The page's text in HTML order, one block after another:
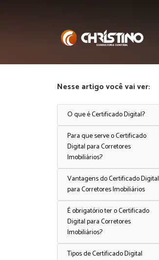
Nesse artigo você vai ver:
O que é Certificado Digital?
Para que serve o Certificado
Digital para Corretores
Imobiliários?
Vantagens do Certificado Digital
para Corretores Imobiliários
É obrigatório ter o Certificado
Digital para Corretores
Imobiliários?
Tipos de Certificado Digital